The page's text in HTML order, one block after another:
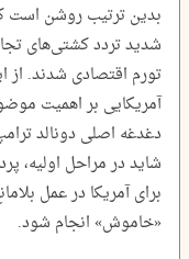
بدین ترتیب روشن است
شدید تردد کشتی‌های
تورم اقتصادی شدند. از
دغدغه اصلی دونالد
شاید در مراحل اولیه،
برای آمریکا در عمل
«خاموش» انجام شود.